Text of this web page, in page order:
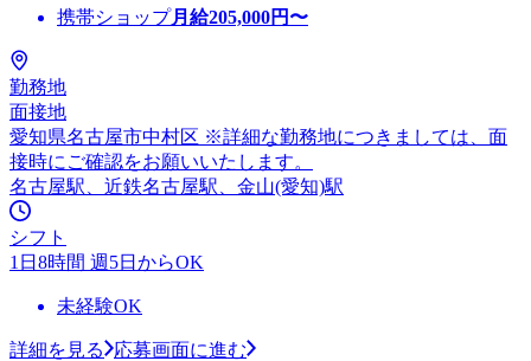
携帯ショップ月給205,000円〜
勤務地
面接地
愛知県名古屋市中村区 ※詳細な勤務地につきましては、面
接時にご確認をお願いいたします。
名古屋駅、近鉄名古屋駅、金山(愛知)駅
シフト
1日8時間 週5日からOK
未経験OK
詳細を見る
応募画面に進む